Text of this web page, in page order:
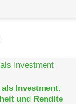
Investment:
und Rendite